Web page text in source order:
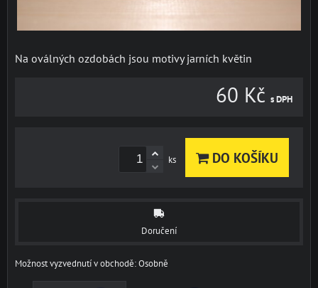
Na oválných ozdobách jsou motivy jarních květin
60 Kč s DPH
ks DO KOŠÍKU
Doručení
Osobně